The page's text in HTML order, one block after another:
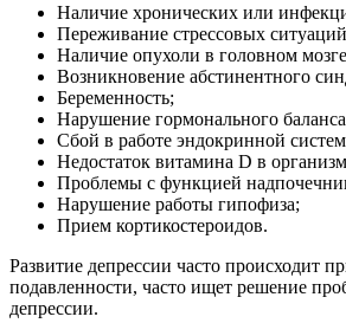
Наличие хронических или
Переживание стрессовых
Наличие опухоли в головном
Возникновение абстинентного
Беременность;
Нарушение гормонального
Сбой в работе эндокринной
Недостаток витамина D в
Проблемы с функцией
Нарушение работы гипофиза;
Прием кортикостероидов.
Развитие депрессии часто происходит
подавленности, часто ищет решение
депрессии.